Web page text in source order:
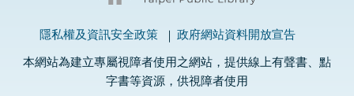
隱私權及資訊安全政策 政府網站資料開放宣告
本網站為建立專屬視障者使用之網站，提供線上有聲書、點
字書等資源，供視障者使用